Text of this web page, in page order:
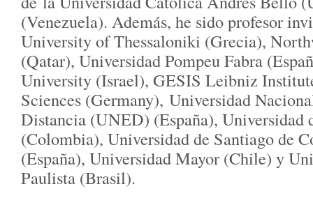
(Venezuela). Además, he sido profesor
University of Thessaloniki (Grecia),
(Qatar), Universidad Pompeu Fabra
University (Israel), GESIS Leibniz
Sciences (Germany), Universidad
Distancia (UNED) (España), Universidad
(Colombia), Universidad de Santiago de
(España), Universidad Mayor (Chile) y
Paulista (Brasil).